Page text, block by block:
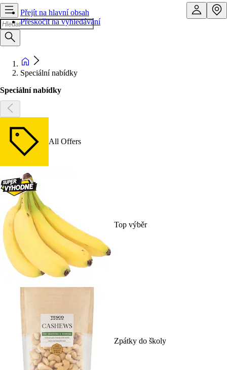
Přejít na hlavní obsah
Přeskočit na vyhledávání
Speciální nabídky
Speciální nabídky
All Offers
Top výběr
Zpátky do školy